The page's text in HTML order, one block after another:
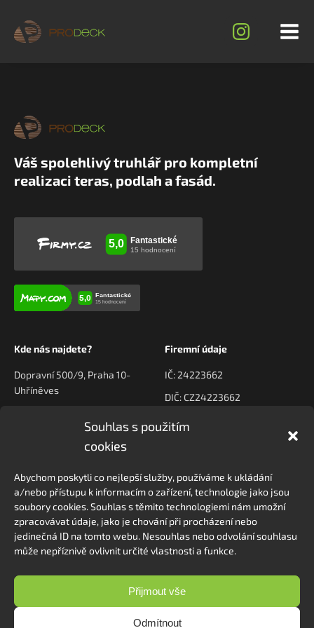
Souhlas s použitím
cookies
Abychom poskytli co nejlepší služby, používáme k ukládání
a/nebo přístupu k informacím o zařízení, technologie jako jsou
soubory cookies. Souhlas s těmito technologiemi nám umožní
zpracovávat údaje, jako je chování při procházení nebo
jedinečná ID na tomto webu. Nesouhlas nebo odvolání souhlasu
může nepříznivě ovlivnit určité vlastnosti a funkce.
Přijmout vše
Odmítnout
Váš spolehlivý truhlář pro kompletní
realizaci teras, podlah a fasád.
Kde nás najdete?
Dopravní 500/9, Praha 10-
Uhříněves
Firemní údaje
IČ: 24223662
DIČ: CZ24223662
Kontaktujte nás
+420 778 222 800
Navigace
O nás
Kontakt